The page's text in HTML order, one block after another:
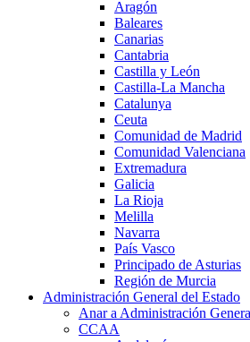
Aragón
Baleares
Canarias
Cantabria
Castilla y León
Castilla-La Mancha
Catalunya
Ceuta
Comunidad de Madrid
Comunidad Valenciana
Extremadura
Galicia
La Rioja
Melilla
Navarra
País Vasco
Principado de Asturias
Región de Murcia
Administración General del Estado
Anar a Administración
CCAA